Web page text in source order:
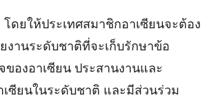
ยให้ประเทศสมาชิกอาเซียนจะต้อง
งานระดับชาติที่จะเก็บรักษาข้อ
องอาเซียน ประสานงานและ
ซียนในระดับชาติ และมีส่วนร่วม